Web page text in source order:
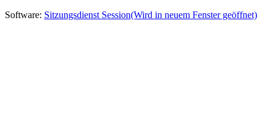
Software: Sitzungsdienst Session(Wird in neuem Fenster geöffnet)